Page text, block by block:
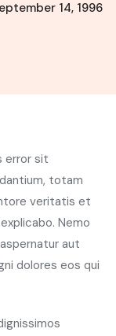
14, 1996
error sit
totam
veritatis et
Nemo
aut
dolores eos qui